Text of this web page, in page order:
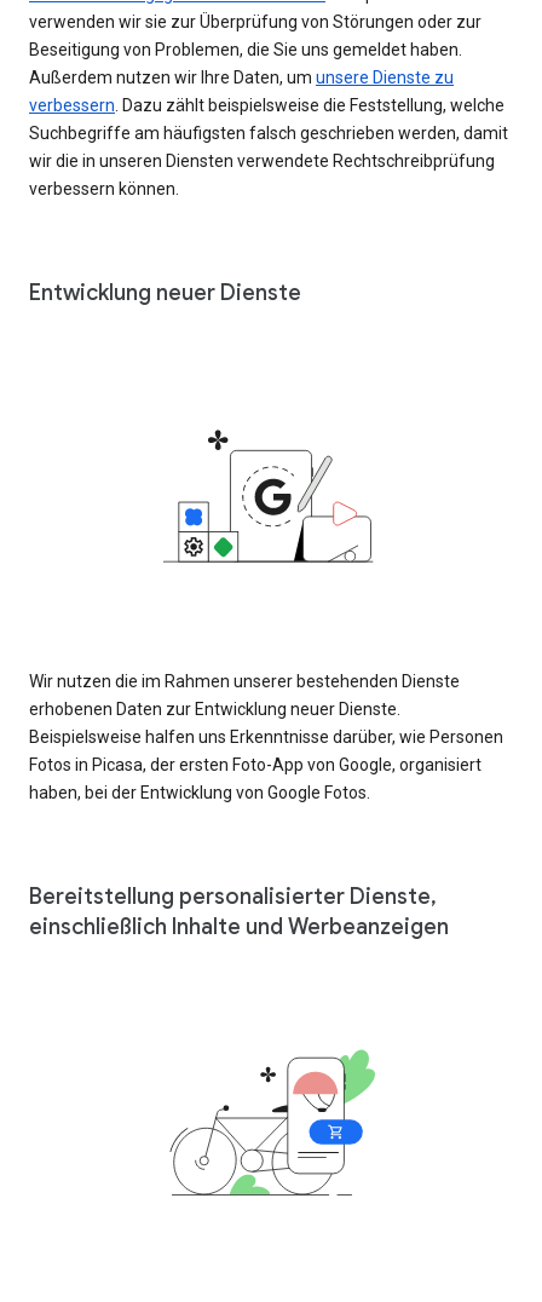
verwenden wir sie zur Überprüfung von Störungen oder zur
Beseitigung von Problemen, die Sie uns gemeldet haben.
Außerdem nutzen wir Ihre Daten, um unsere Dienste zu
verbessern . Dazu zählt beispielsweise die Feststellung, welche
Suchbegriffe am häufigsten falsch geschrieben werden, damit
wir die in unseren Diensten verwendete Rechtschreibprüfung
verbessern können.
Entwicklung neuer Dienste
Wir nutzen die im Rahmen unserer bestehenden Dienste
erhobenen Daten zur Entwicklung neuer Dienste.
Beispielsweise halfen uns Erkenntnisse darüber, wie Personen
Fotos in Picasa, der ersten Foto-App von Google, organisiert
haben, bei der Entwicklung von Google Fotos.
Bereitstellung personalisierter Dienste,
einschließlich Inhalte und Werbeanzeigen